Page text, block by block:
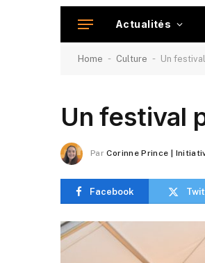
Actualités
Home - Culture - Un
Un festival
Par Corinne Prince |
Facebook